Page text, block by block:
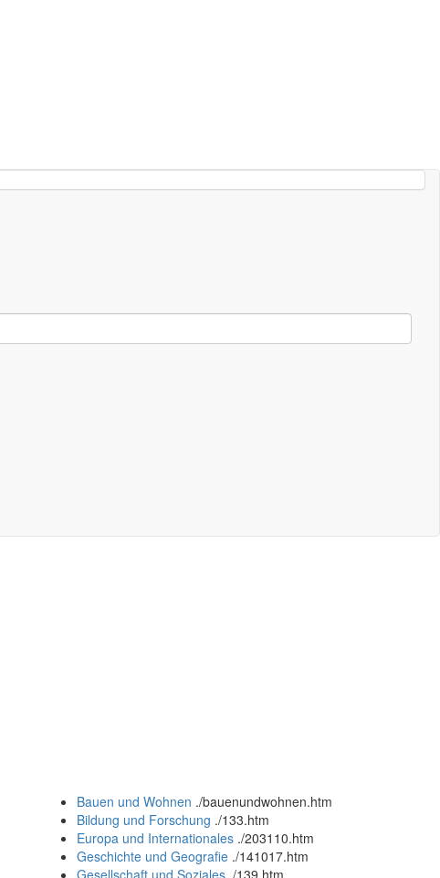
Bauen und Wohnen ./bauenundwohnen.htm
Bildung und Forschung ./133.htm
Europa und Internationales ./203110.htm
Geschichte und Geografie ./141017.htm
Gesellschaft und Soziales ./139.htm